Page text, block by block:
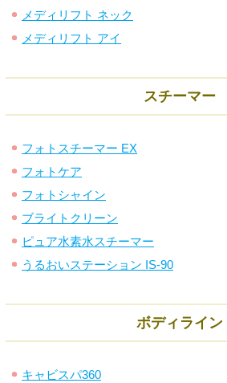
メディリフト ネック
メディリフト アイ
スチーマー
フォトスチーマー EX
フォトケア
フォトシャイン
ブライトクリーン
ピュア水素水スチーマー
うるおいステーション IS-90
ボディライン
キャビスパ360